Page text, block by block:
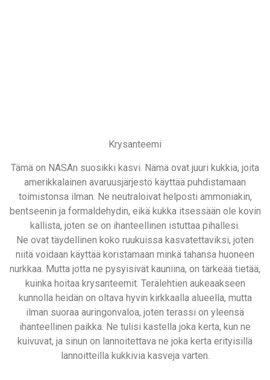
Krysanteemi
Tämä on NASAn suosikki kasvi. Nämä ovat juuri kukkia, joita
amerikkalainen avaruusjärjestö käyttää puhdistamaan
toimistonsa ilman. Ne neutraloivat helposti ammoniakin,
bentseenin ja formaldehydin, eikä kukka itsessään ole kovin
kallista, joten se on ihanteellinen istuttaa pihallesi.
Ne ovat täydellinen koko ruukuissa kasvatettaviksi, joten
niitä voidaan käyttää koristamaan minkä tahansa huoneen
nurkkaa. Mutta jotta ne pysyisivät kauniina, on tärkeää tietää,
kuinka hoitaa krysanteemit. Terälehtien aukeaakseen
kunnolla heidän on oltava hyvin kirkkaalla alueella, mutta
ilman suoraa auringonvaloa, joten terassi on yleensä
ihanteellinen paikka. Ne tulisi kastella joka kerta, kun ne
kuivuvat, ja sinun on lannoitettava ne joka kerta erityisillä
lannoitteilla kukkivia kasveja varten.